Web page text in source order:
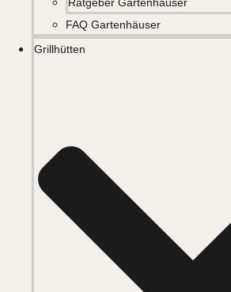
FAQ Gartenhäuser
Grillhütten